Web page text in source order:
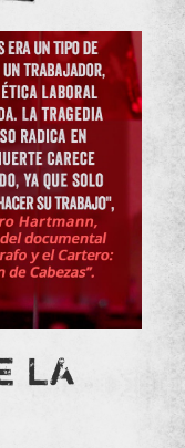
LA